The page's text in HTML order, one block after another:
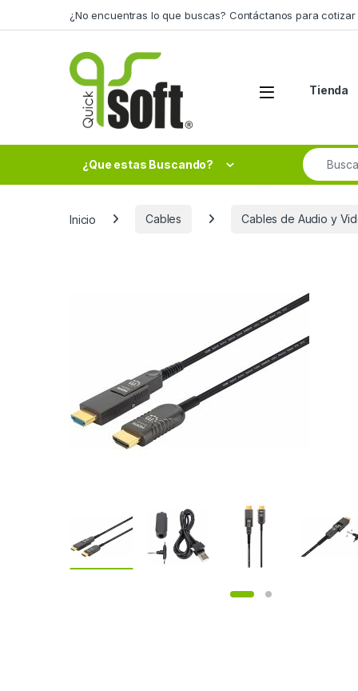
¿No encuentras lo que buscas? Contáctanos para
Tienda
¿Que estas Buscando?
Search
Inicio Cables Cables de Audio y